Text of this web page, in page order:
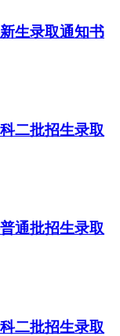
生录取通知书
二批招生录取
通批招生录取
二批招生录取